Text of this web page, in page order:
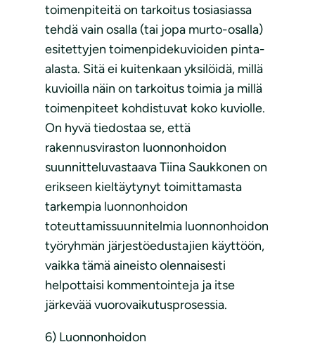
toimenpiteitä on tarkoitus tosiasiassa
tehdä vain osalla (tai jopa murto-osalla)
esitettyjen toimenpidekuvioiden pinta-
alasta. Sitä ei kuitenkaan yksilöidä, millä
kuvioilla näin on tarkoitus toimia ja millä
toimenpiteet kohdistuvat koko kuviolle.
On hyvä tiedostaa se, että
rakennusviraston luonnonhoidon
suunnitteluvastaava Tiina Saukkonen on
erikseen kieltäytynyt toimittamasta
tarkempia luonnonhoidon
toteuttamissuunnitelmia luonnonhoidon
työryhmän järjestöedustajien käyttöön,
vaikka tämä aineisto olennaisesti
helpottaisi kommentointeja ja itse
järkevää vuorovaikutusprosessia.
6) Luonnonhoidon